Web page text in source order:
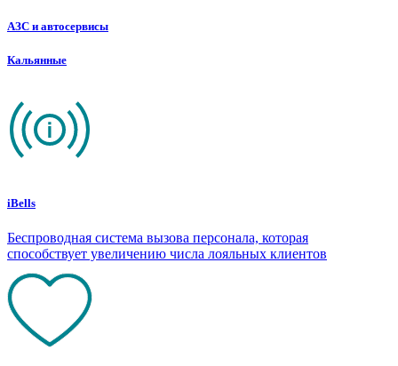
АЗС и автосервисы
Кальянные
iBells
Беспроводная система вызова персонала, которая
способствует увеличению числа лояльных клиентов